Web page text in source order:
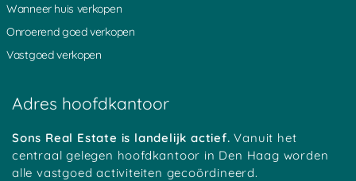
Wanneer huis verkopen
Onroerend goed verkopen
Vastgoed verkopen
Adres hoofdkantoor
Sons Real Estate is landelijk actief.Vanuit het
centraal gelegen hoofdkantoor in Den Haag worden
alle vastgoed activiteiten gecoördineerd.